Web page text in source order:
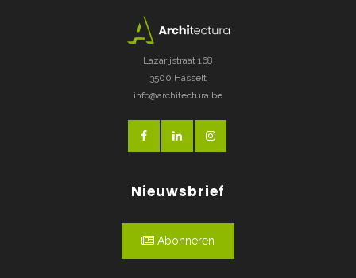
Lazarijstraat 168
3500 Hasselt
info@architectura.be
Nieuwsbrief
Abonneren